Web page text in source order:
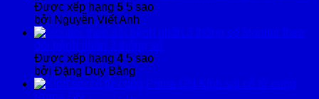
Được xếp hạng 5 5 sao
bởi Nguyễn Viết Anh
Monitor theo
dõi bệnh nhân 3 thông số
Được xếp hạng 4 5 sao
bởi Đặng Duy Bằng
Kính soi cổ tử cung